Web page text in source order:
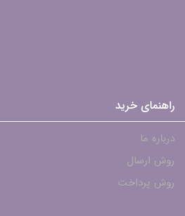
راهنمای خرید
درباره ما
روش ارسال
روش پرداخت